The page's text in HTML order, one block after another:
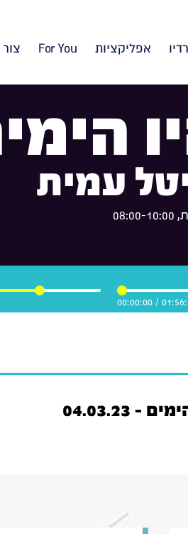
אפליקציות For You
עמית
/
00:00:00
- 04.03.23